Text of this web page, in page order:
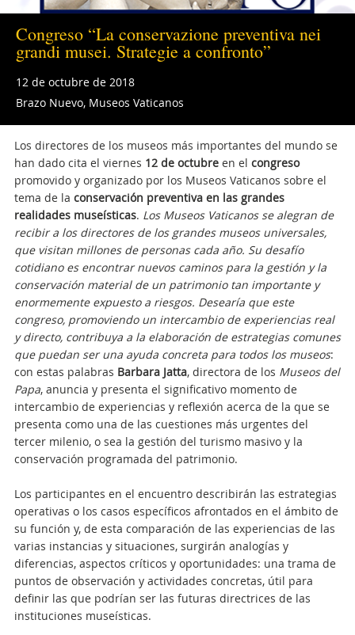
Congreso “La conservazione preventiva nei
grandi musei. Strategie a confronto”
12 de octubre de 2018
Brazo Nuevo, Museos Vaticanos
Los directores de los museos más importantes del mundo se
han dado cita el viernes 12 de octubreen el congreso
promovido y organizado por los Museos Vaticanos sobre el
tema de la conservación preventiva en las grandes
realidades museísticas. Los Museos Vaticanos se alegran de
recibir a los directores de los grandes museos universales,
que visitan millones de personas cada año. Su desafío
cotidiano es encontrar nuevos caminos para la gestión y la
conservación material de un patrimonio tan importante y
enormemente expuesto a riesgos. Desearía que este
congreso, promoviendo un intercambio de experiencias real
y directo, contribuya a la elaboración de estrategias comunes
que puedan ser una ayuda concreta para todos los museos:
con estas palabras Barbara Jatta, directora de los Museos del
Papa, anuncia y presenta el significativo momento de
intercambio de experiencias y reflexión acerca de la que se
presenta como una de las cuestiones más urgentes del
tercer milenio, o sea la gestión del turismo masivo y la
conservación programada del patrimonio.
Los participantes en el encuentro describirán las estrategias
operativas o los casos específicos afrontados en el ámbito de
su función y, de esta comparación de las experiencias de las
varias instancias y situaciones, surgirán analogías y
diferencias, aspectos críticos y oportunidades: una trama de
puntos de observación y actividades concretas, útil para
definir las que podrían ser las futuras directrices de las
instituciones museísticas.